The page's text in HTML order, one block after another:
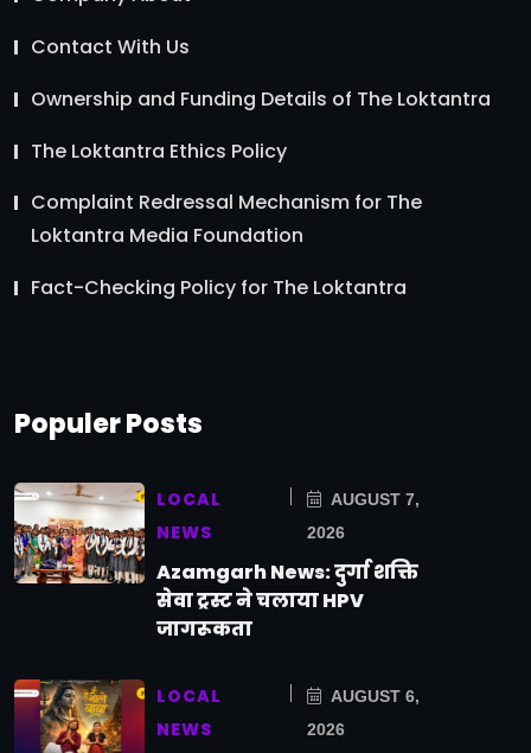
Contact With Us
Ownership and Funding Details of The Loktantra
The Loktantra Ethics Policy
Complaint Redressal Mechanism for The
Loktantra Media Foundation
Fact-Checking Policy for The Loktantra
Populer Posts
LOCAL
NEWS
AUGUST 7,
2026
Azamgarh News: दुर्गा शक्ति
सेवा ट्रस्ट ने चलाया HPV
जागरूकता
LOCAL
NEWS
AUGUST 6,
2026